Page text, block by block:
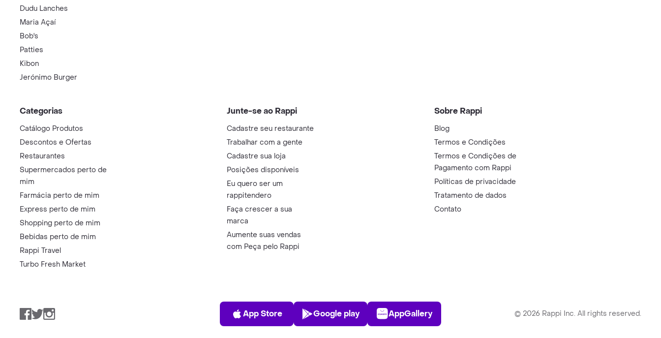
Dudu Lanches
Maria Açaí
Bob's
Patties
Kibon
Jerónimo Burger
Categorias
Catálogo Produtos
Descontos e Ofertas
Restaurantes
Supermercados perto de
mim
Farmácia perto de mim
Express perto de mim
Shopping perto de mim
Bebidas perto de mim
Rappi Travel
Turbo Fresh Market
Junte-se ao Rappi
Cadastre seu restaurante
Trabalhar com a gente
Cadastre sua loja
Posições disponíveis
Eu quero ser um
rappitendero
Faça crescer a sua
marca
Aumente suas vendas
com Peça pelo Rappi
Sobre Rappi
Blog
Termos e Condições
Termos e Condições de
Pagamento com Rappi
Políticas de privacidade
Tratamento de dados
Contato
Facebook
TwitterInstagram
App Store
App Store
Play Store
Google play
AppGallery
AppGallery © 2026 Rappi Inc. All rights reserved.